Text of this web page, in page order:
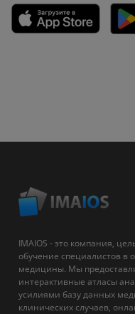
IMAIOS - это компания,
обучение специалистов в
медицины. Мы
интерактивные атласы
усилиями базу данных
клинических случаев,